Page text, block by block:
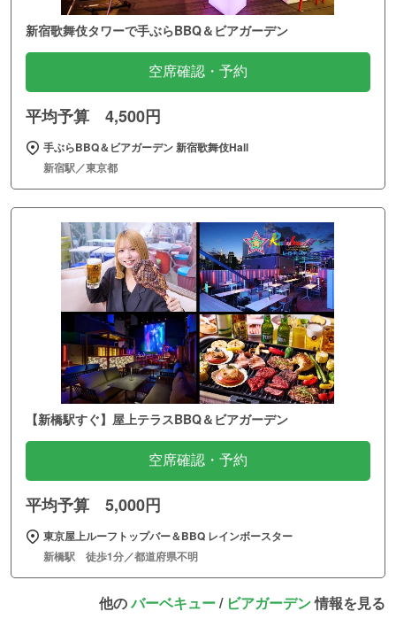
新宿歌舞伎タワーで手ぶらBBQ＆ビアガーデン
空席確認・予約
平均予算 4,500円
手ぶらBBQ＆ビアガーデン 新宿歌舞伎Hall
新宿駅／東京都
【新橋駅すぐ】屋上テラスBBQ＆ビアガーデン
空席確認・予約
平均予算 5,000円
東京屋上ルーフトップバー＆BBQ レインボースター
新橋駅 徒歩1分／都道府県不明
他のバーベキュー/ ビアガーデン情報を見る